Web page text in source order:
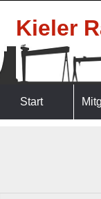
Kieler
Start